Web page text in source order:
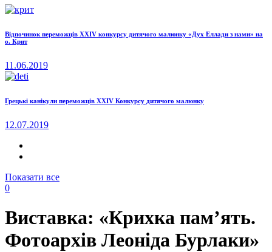
Відпочинок переможців XXIV конкурсу дитячого малюнку «Дух Еллади з нами» на
о. Крит
11.06.2019
Грецькі канікули переможців XXIV Конкурсу дитячого малюнку
12.07.2019
Показати все
0
Виставка: «Крихка пам’ять.
Фотоархів Леоніда Бурлаки»